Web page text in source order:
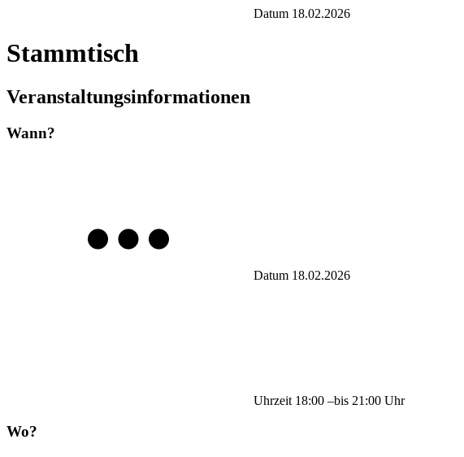
Datum 18.02.2026
Stammtisch
Veranstaltungsinformationen
Wann?
Datum 18.02.2026
Uhrzeit 18:00 –bis 21:00 Uhr
Wo?